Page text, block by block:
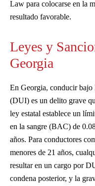
Law para colocarse en la
resultado favorable.
Leyes y
Georgia
En Georgia, conducir bajo
(DUI) es un delito grave
ley estatal establece un
en la sangre (BAC) de
años. Para conductores
menores de 21 años,
resultar en un cargo por
condena posterior, y la